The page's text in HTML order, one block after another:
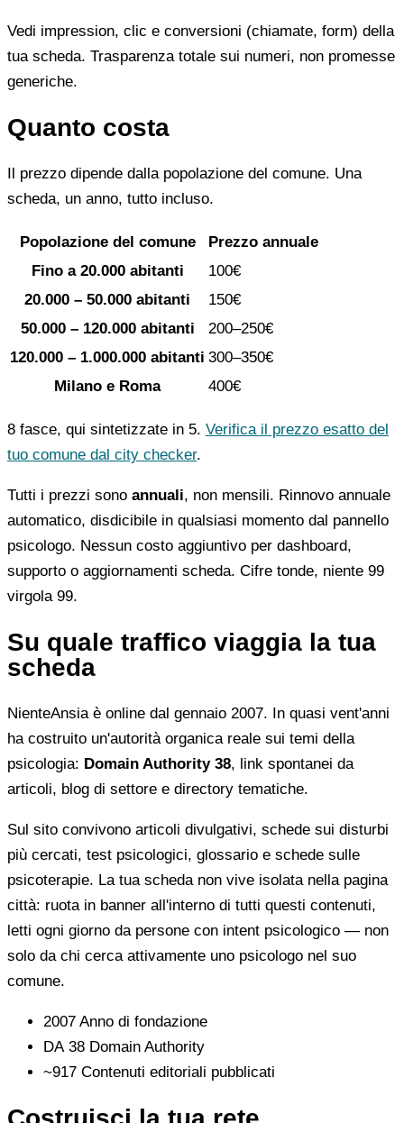
Vedi impression, clic e conversioni (chiamate, form) della
tua scheda. Trasparenza totale sui numeri, non promesse
generiche.
Quanto costa
Il prezzo dipende dalla popolazione del comune. Una
scheda, un anno, tutto incluso.
Popolazione del comune
Prezzo annuale
Fino a 20.000 abitanti
100€
20.000 – 50.000 abitanti
150€
50.000 – 120.000 abitanti
200–250€
120.000 – 1.000.000 abitanti 300–350€
Milano e Roma
400€
8 fasce, qui sintetizzate in 5. Verifica il prezzo esatto del
tuo comune dal city checker.
Tutti i prezzi sono annuali, non mensili. Rinnovo annuale
automatico, disdicibile in qualsiasi momento dal pannello
psicologo. Nessun costo aggiuntivo per dashboard,
supporto o aggiornamenti scheda. Cifre tonde, niente 99
virgola 99.
Su quale traffico viaggia la tua
scheda
NienteAnsia è online dal gennaio 2007. In quasi vent'anni
ha costruito un'autorità organica reale sui temi della
psicologia: Domain Authority 38, link spontanei da
articoli, blog di settore e directory tematiche.
Sul sito convivono articoli divulgativi, schede sui disturbi
più cercati, test psicologici, glossario e schede sulle
psicoterapie. La tua scheda non vive isolata nella pagina
città: ruota in banner all'interno di tutti questi contenuti,
letti ogni giorno da persone con intent psicologico — non
solo da chi cerca attivamente uno psicologo nel suo
comune.
2007 Anno di fondazione
DA 38 Domain Authority
~917 Contenuti editoriali pubblicati